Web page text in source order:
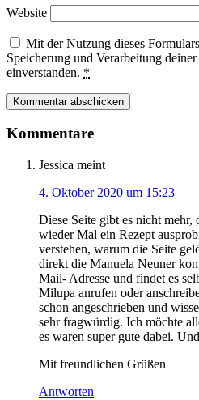
Website
Mit der Nutzung dieses
Speicherung und Verarbeitung
einverstanden. *
Kommentare
Jessica meint
4. Oktober 2020 um 15:23
Diese Seite gibt es nicht
wieder Mal ein Rezept
verstehen, warum die Seite
direkt die Manuela Neuner
Mail- Adresse und findet es
Milupa anrufen oder
schon angeschrieben und
sehr fragwürdig. Ich möchte
es waren super gute dabei.
Mit freundlichen Grüßen
Antworten